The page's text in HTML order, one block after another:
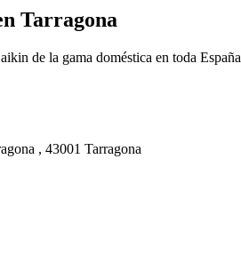
Tarragona
de la gama doméstica en toda España
, 43001 Tarragona